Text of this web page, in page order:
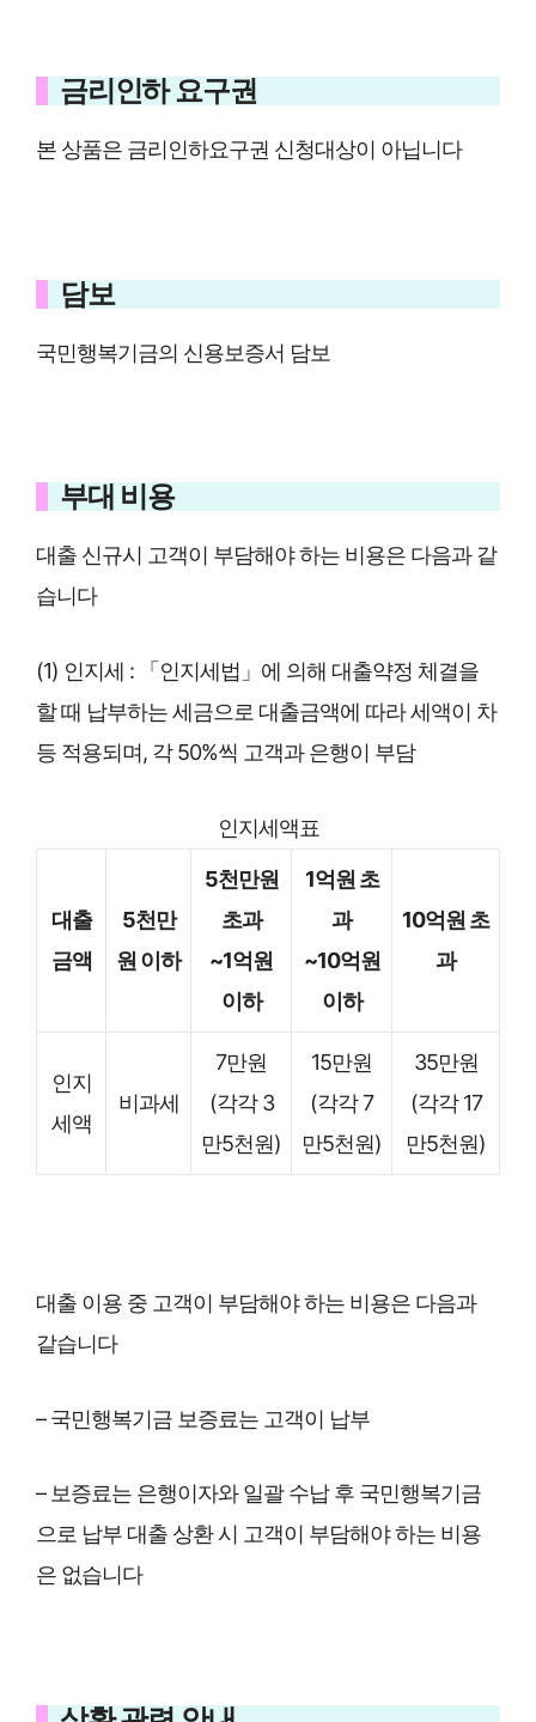
금리인하 요구권
본 상품은 금리인하요구권 신청대상이 아닙니다
담보
국민행복기금의 신용보증서 담보
부대 비용
대출 신규시 고객이 부담해야 하는 비용은 다음과 같
습니다
(1) 인지세 : 「인지세법」에 의해 대출약정 체결을
할 때 납부하는 세금으로 대출금액에 따라 세액이 차
등 적용되며, 각 50%씩 고객과 은행이 부담
인지세액표
대출
금액
5천만
원 이하
5천만원
초과
~1억원
이하
1억원 초
과
~10억원
이하
10억원 초
과
인지
세액
비과세
7만원
(각각 3
만5천원)
15만원
(각각 7
만5천원)
35만원
(각각 17
만5천원)
대출 이용 중 고객이 부담해야 하는 비용은 다음과
같습니다
– 국민행복기금 보증료는 고객이 납부
– 보증료는 은행이자와 일괄 수납 후 국민행복기금
으로 납부 대출 상환 시 고객이 부담해야 하는 비용
은 없습니다